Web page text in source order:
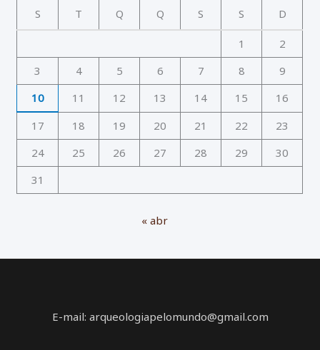
S T Q Q S S D
1
2
3
4 5 6 7 8
9
10
11 12 13 14 15
16
17
18 19 20 21 22
23
24
25 26 27 28 29
30
31
« abr
E-mail: arqueologiapelomundo@gmail.com